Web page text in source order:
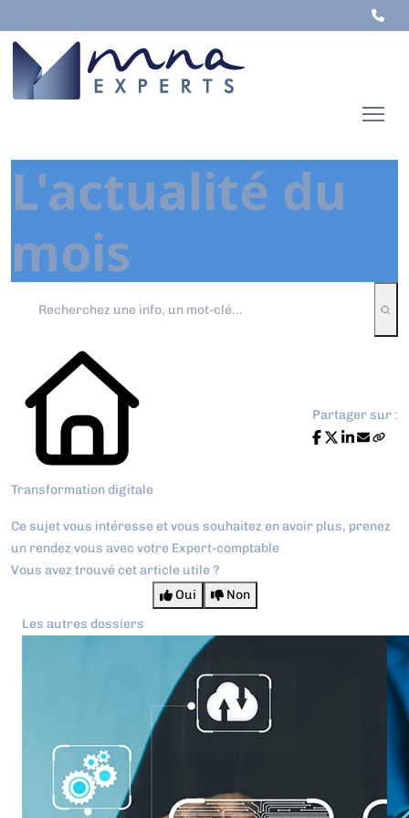
L'actualité du
mois
Transformation digitale
Partager sur :
Ce sujet vous intéresse et vous souhaitez en avoir plus, prenez
un rendez vous avec votre Expert-comptable
Vous avez trouvé cet article utile ?
Oui
Non
Les autres dossiers